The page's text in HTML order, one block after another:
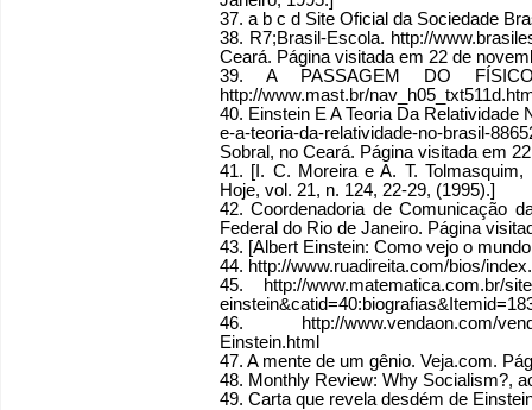
37. a b c d Site Oficial da Sociedade
38. R7;Brasil-Escola. http://
Ceará. Página visitada em 22 de
39. A PASSAGEM DO
http://www.mast.br/
40. Einstein E A Teoria Da
e-a-teoria-da-relatividade-no-brasil-
Sobral, no Ceará. Página visitada em
41. [I. C. Moreira e A. T.
Hoje, vol. 21, n. 124, 22-29, (1995).]
42. Coordenadoria de Comunicação
Federal do Rio de Janeiro. Página
43. [Albert Einstein: Como vejo o
44. http://www.ruadireita.com/bios/
45. http://www.matematica.com.br/
46. http://www.vendaon.com/
Einstein.html
47. A mente de um gênio. Veja.com.
48. Monthly Review: Why Socialism?,
49. Carta que revela desdém de